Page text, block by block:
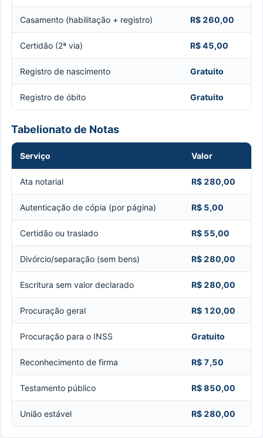
Casamento (habilitação + registro) R$ 260,00
Certidão (2ª via) R$ 45,00
Registro de nascimento Gratuito
Registro de óbito Gratuito
Tabelionato de Notas
Serviço Valor
Ata notarial R$ 280,00
Autenticação de cópia (por página) R$ 5,00
Certidão ou traslado R$ 55,00
Divórcio/separação (sem bens) R$ 280,00
Escritura sem valor declarado R$ 280,00
Procuração geral R$ 120,00
Procuração para o INSS Gratuito
Reconhecimento de firma R$ 7,50
Testamento público R$ 850,00
União estável R$ 280,00